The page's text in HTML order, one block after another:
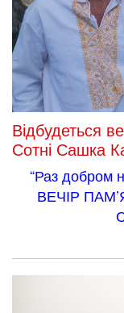
Відбудеться
Сотні Сашка
“Раз добром
ВЕЧІР